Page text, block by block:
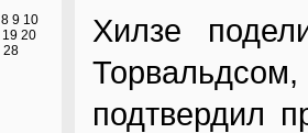
8 9 10
19 20
28
Хилзе
подтвердил